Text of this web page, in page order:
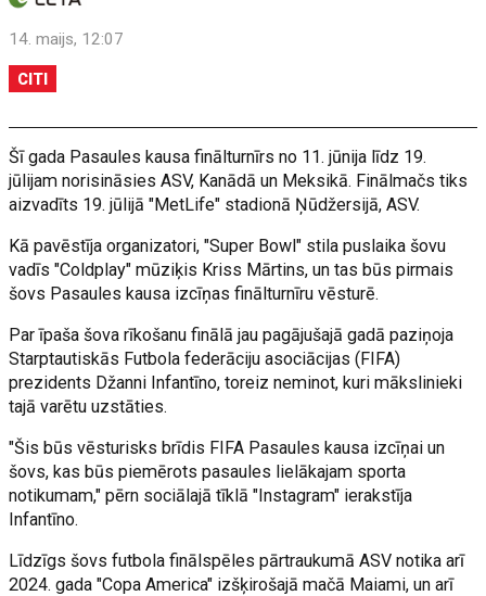
14. maijs, 12:07
CITI
Šī gada Pasaules kausa finālturnīrs no 11. jūnija līdz 19.
jūlijam norisināsies ASV, Kanādā un Meksikā. Finālmačs tiks
aizvadīts 19. jūlijā "MetLife" stadionā Ņūdžersijā, ASV.
Kā pavēstīja organizatori, "Super Bowl" stila puslaika šovu
vadīs "Coldplay" mūziķis Kriss Mārtins, un tas būs pirmais
šovs Pasaules kausa izcīņas finālturnīru vēsturē.
Par īpaša šova rīkošanu finālā jau pagājušajā gadā paziņoja
Starptautiskās Futbola federāciju asociācijas (FIFA)
prezidents Džanni Infantīno, toreiz neminot, kuri mākslinieki
tajā varētu uzstāties.
"Šis būs vēsturisks brīdis FIFA Pasaules kausa izcīņai un
šovs, kas būs piemērots pasaules lielākajam sporta
notikumam," pērn sociālajā tīklā "Instagram" ierakstīja
Infantīno.
Līdzīgs šovs futbola finālspēles pārtraukumā ASV notika arī
2024. gada "Copa America" izšķirošajā mačā Maiami, un arī